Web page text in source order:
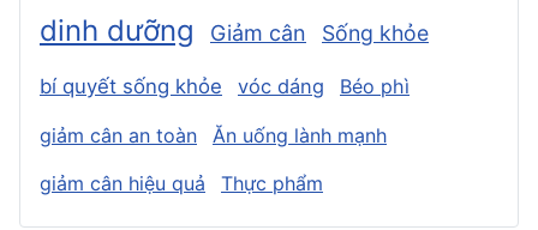
dinh dưỡng Giảm cân Sống khỏe
bí quyết sống khỏe vóc dáng Béo phì
giảm cân an toàn
Ăn uống lành mạnh
giảm cân hiệu quả
Thực phẩm